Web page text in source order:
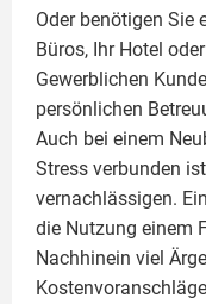
Oder benötigen Sie
Büros, Ihr Hotel
Gewerblichen
persönlichen
Auch bei einem
Stress verbunden
vernachlässigen.
die Nutzung einem
Nachhinein viel